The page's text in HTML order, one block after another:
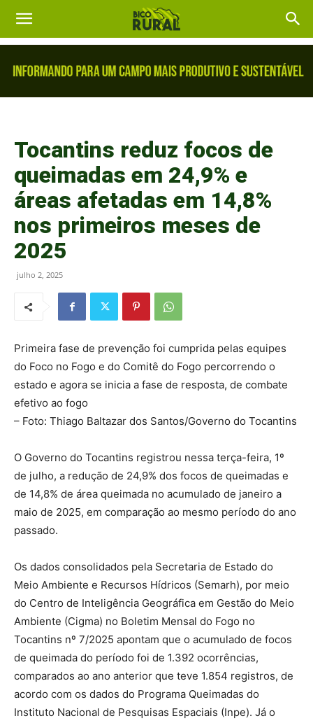
Tocantins reduz focos de
queimadas em 24,9% e
áreas afetadas em 14,8%
nos primeiros meses de
2025
julho 2, 2025
Primeira fase de prevenção foi cumprida pelas equipes
do Foco no Fogo e do Comitê do Fogo percorrendo o
estado e agora se inicia a fase de resposta, de combate
efetivo ao fogo
– Foto: Thiago Baltazar dos Santos/Governo do Tocantins
O Governo do Tocantins registrou nessa terça-feira, 1º
de julho, a redução de 24,9% dos focos de queimadas e
de 14,8% de área queimada no acumulado de janeiro a
maio de 2025, em comparação ao mesmo período do ano
passado.
Os dados consolidados pela Secretaria de Estado do
Meio Ambiente e Recursos Hídricos (Semarh), por meio
do Centro de Inteligência Geográfica em Gestão do Meio
Ambiente (Cigma) no Boletim Mensal do Fogo no
Tocantins nº 7/2025 apontam que o acumulado de focos
de queimada do período foi de 1.392 ocorrências,
comparados ao ano anterior que teve 1.854 registros, de
acordo com os dados do Programa Queimadas do
Instituto Nacional de Pesquisas Espaciais (Inpe). Já o